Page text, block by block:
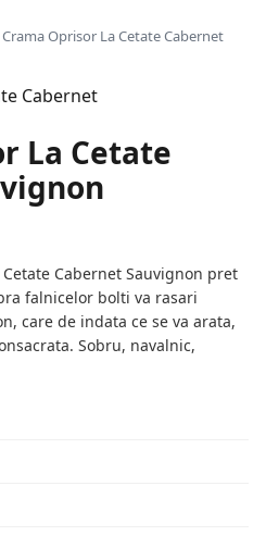
Crama Oprisor La Cetate Cabernet
La Cetate
Cabernet Sauvignon pret
falnicelor bolti va rasari
care de indata ce se va arata,
Sobru, navalnic,